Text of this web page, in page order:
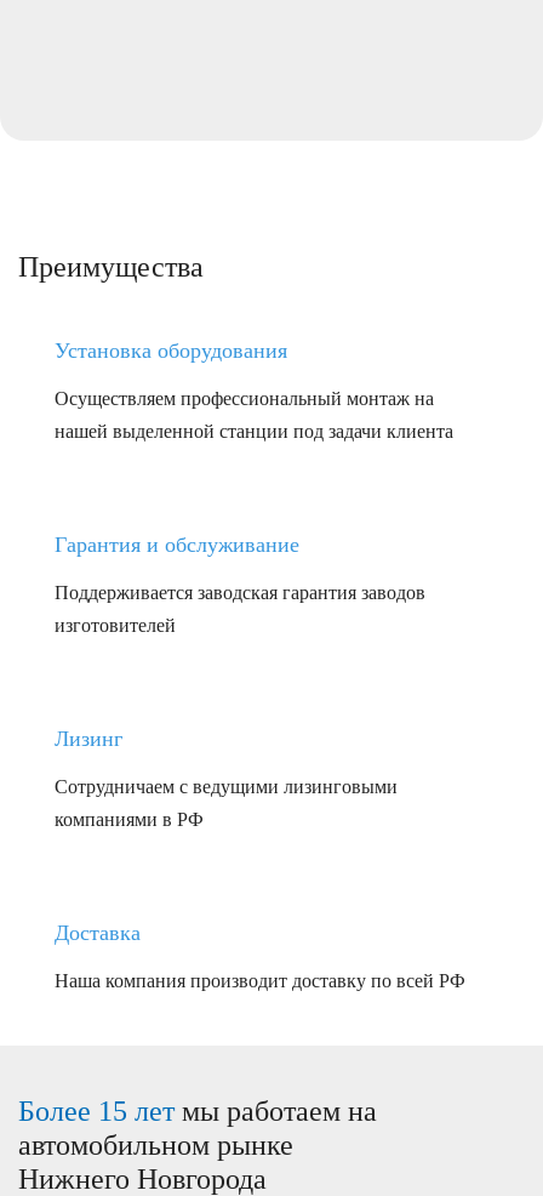
Преимущества
Установка оборудования
Осуществляем профессиональный монтаж на
нашей выделенной станции под задачи клиента
Гарантия и обслуживание
Поддерживается заводская гарантия заводов
изготовителей
Лизинг
Сотрудничаем с ведущими лизинговыми
компаниями в РФ
Доставка
Наша компания производит доставку по всей РФ
Более 15 летмы работаем на
автомобильном рынке
Нижнего Новгорода